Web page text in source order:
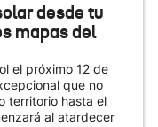
desde tu
mapas del
el próximo 12 de
que no
territorio hasta el
al atardecer